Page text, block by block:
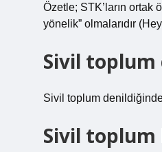
Özetle; STK’ların ortak
yönelik” olmalarıdır
Sivil toplum
Sivil toplum
Sivil toplum